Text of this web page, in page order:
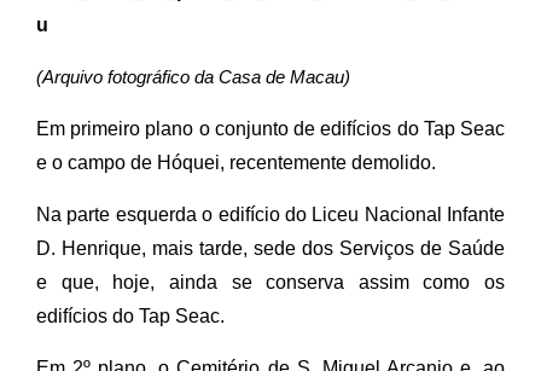
(Arquivo fotográfico da Casa de Macau)
Em primeiro plano o conjunto de edifícios do Tap Seac
e o campo de Hóquei, recentemente demolido.
Na parte esquerda o edifício do Liceu Nacional Infante
D. Henrique, mais tarde, sede dos Serviços de Saúde
e que, hoje, ainda se conserva assim como os
edifícios do Tap Seac.